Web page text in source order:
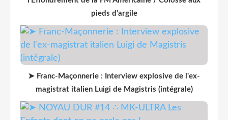
pieds d'argile
➤ Franc-Maçonnerie : Interview explosive de l'ex-
magistrat italien Luigi de Magistris (intégrale)